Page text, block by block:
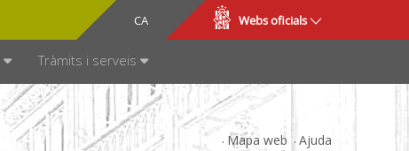
CA
ES Webs oficials
Tràmits i serveis
Mapa web Ajuda